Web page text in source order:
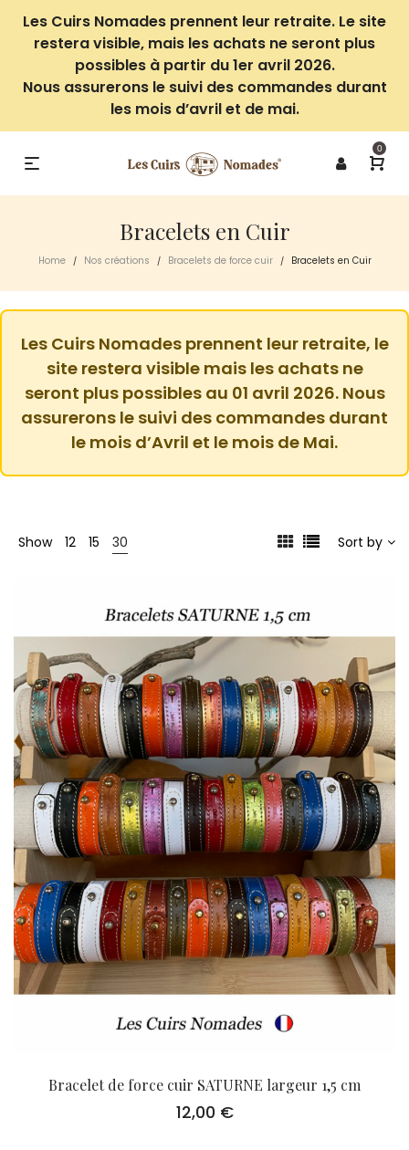
Les Cuirs Nomades prennent leur retraite. Le site
restera visible, mais les achats ne seront plus
possibles à partir du 1er avril 2026.
Nous assurerons le suivi des commandes durant
les mois d’avril et de mai.
0
Bracelets en Cuir
Home / Nos créations / Bracelets de force cuir / Bracelets en Cuir
Les Cuirs Nomades prennent leur retraite, le
site restera visible mais les achats ne
seront plus possibles au 01 avril 2026. Nous
assurerons le suivi des commandes durant
le mois d’Avril et le mois de Mai.
Show 12 15 30 Sort by
Bracelet de force cuir SATURNE largeur 1,5 cm
12,00 €